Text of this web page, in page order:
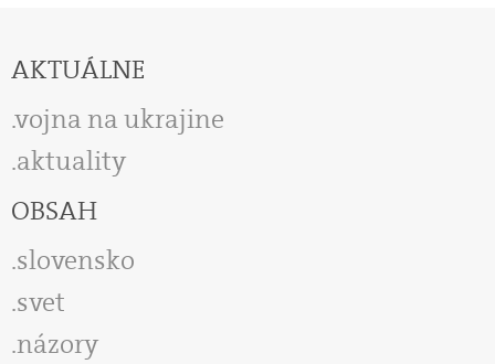
AKTUÁLNE
vojna na ukrajine
aktuality
OBSAH
slovensko
svet
názory